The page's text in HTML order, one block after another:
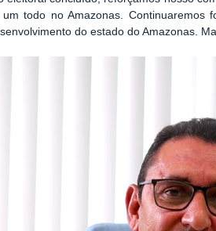
todo no Amazonas.
do estado do Amazonas.